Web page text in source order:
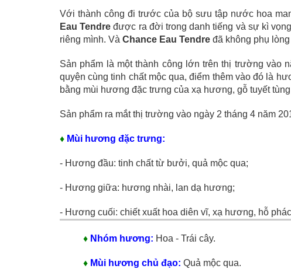
Với thành công đi trước của bộ sưu tập nước hoa
Eau Tendre được ra đời trong danh tiếng và sự kì
riêng mình. Và Chance Eau Tendre đã không phụ
Sản phẩm là một thành công lớn trên thị trường vào
quyện cùng tinh chất mộc qua, điểm thêm vào đó là
bằng mùi hương đặc trưng của xạ hương, gỗ tuyết
Sản phẩm ra mắt thị trường vào ngày 2 tháng 4 năm
♦ Mùi hương đặc trưng:
- Hương đầu: tinh chất từ bưởi, quả mộc qua;
- Hương giữa: hương nhài, lan dạ hương;
- Hương cuối: chiết xuất hoa diên vĩ, xạ hương, hỗ
♦ Nhóm hương: Hoa - Trái cây.
♦ Mùi hương chủ đạo: Quả mộc qua.